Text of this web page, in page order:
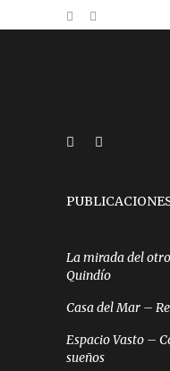
La mirada del
Quindío
Casa del Mar –
Espacio Vasto –
sueños